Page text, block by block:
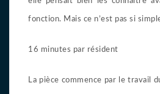
fonction. Mais ce n’est pas si
16 minutes par résident
La pièce commence par le travail